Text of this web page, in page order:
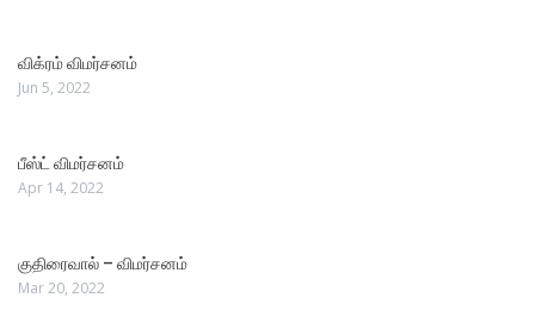
விக்ரம் விமர்சனம்
Jun 5, 2022
பீஸ்ட் விமர்சனம்
Apr 14, 2022
குதிரைவால் – விமர்சனம்
Mar 20, 2022